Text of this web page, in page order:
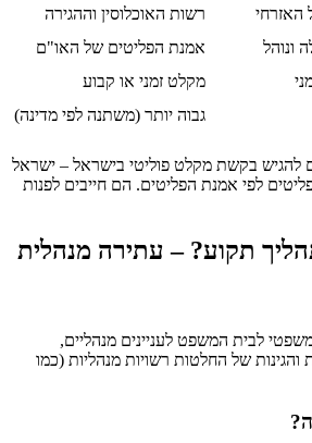
האזרחי
רשות האוכלוסין וההגירה
ונוהל
אמנת הפליטים של האו"ם
מקלט זמני או קבוע
גבוה יותר (משתנה לפי מדינה)
להגיש בקשת מקלט פוליטי בישראל – ישראל
לפי אמנת הפליטים. הם חייבים לפנות
תקוע? – עתירה מנהלית
לבית המשפט לעניינים מנהליים,
של החלטות רשויות מנהליות (כמו